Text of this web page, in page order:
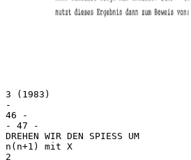
3 (1983)
-
46 -
- 47 -
DREHEN WIR DEN SPIESS UM
n(n+1) mit X
2